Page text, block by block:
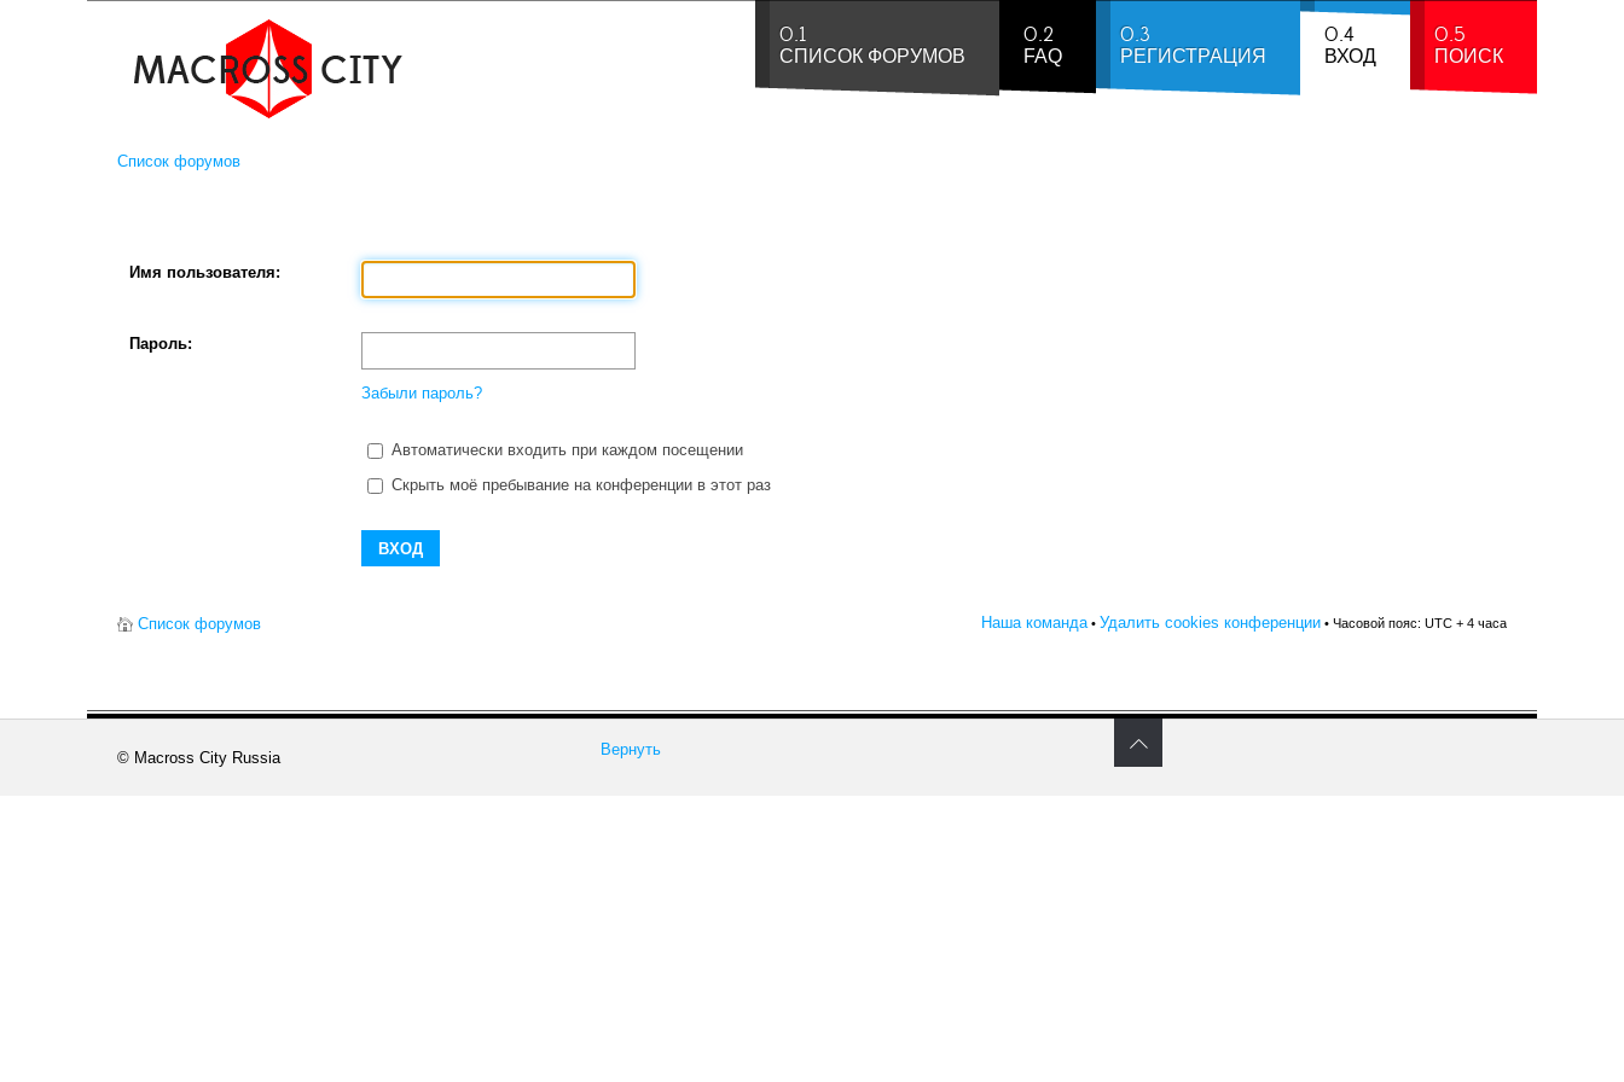
0.1
СПИСОК ФОРУМОВ
0.2
FAQ
0.3
РЕГИСТРАЦИЯ
0.4
ВХОД
0.5
ПОИСК
Список форумов
Имя пользователя:
Пароль:
Забыли пароль?
Автоматически входить при каждом посещении
Скрыть моё пребывание на конференции в этот раз
Список форумов Наша команда • Удалить cookies конференции • Часовой пояс: UTC + 4 часа
© Macross City Russia Вернуть